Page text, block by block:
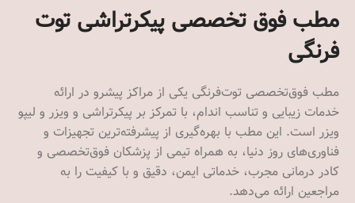
مطب فوق تخصصی پیکرتراشی توت
فرنگی
مطب فوق‌تخصصی توت‌فرنگی یکی از مراکز پیشرو در ارائه
خدمات زیبایی و تناسب اندام، با تمرکز بر پیکرتراشی و ویزر و لیپو
ویزر است. این مطب با بهره‌گیری از پیشرفته‌ترین تجهیزات و
فناوری‌های روز دنیا، به همراه تیمی از پزشکان فوق‌تخصصی و
کادر درمانی مجرب، خدماتی ایمن، دقیق و با کیفیت را به
مراجعین ارائه می‌دهد.